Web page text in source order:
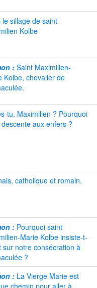
le sillage de saint
Kolbe
:Saint Maximilien-
Kolbe, chevalier de
tu, Maximilien ? Pourquoi
aux enfers ?
catholique et romain.
: Pourquoi saint
Marie Kolbe insiste-t-
sur notre consécration à
?
: La Vierge Marie est
chemin pour aller à